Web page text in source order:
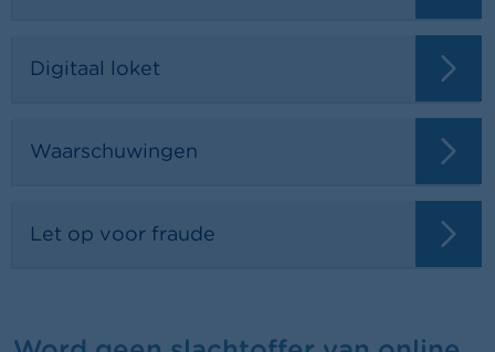
Digitaal loket
Waarschuwingen
Let op voor fraude